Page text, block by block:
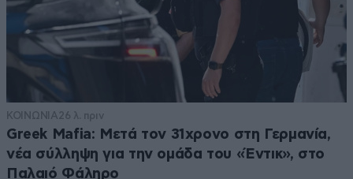
ΚΟΙΝΩΝΙΑ26 λ. πριν
Greek Mafia: Μετά τον 31χρονο στη Γερμανία,
νέα σύλληψη για την ομάδα του «Έντικ», στο
Παλαιό Φάληρο